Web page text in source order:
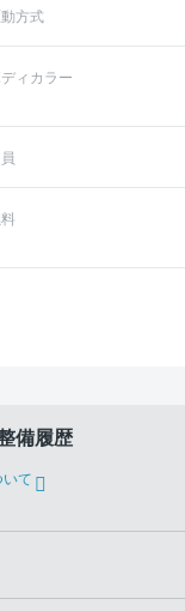
方式
ィカラー
備履歴
て